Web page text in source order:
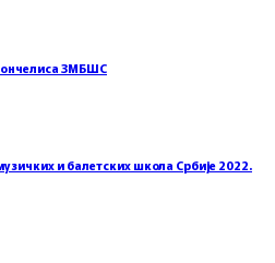
ЗМБШС
и балетских школа Србије 2022.